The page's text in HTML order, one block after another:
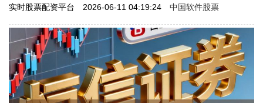
实时股票配资平台 2026-06-11 04:19:24 中国软件股票